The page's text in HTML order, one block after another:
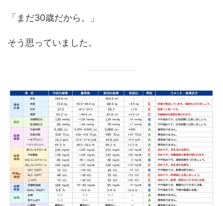
「まだ30歳だから。」
そう思っていました。